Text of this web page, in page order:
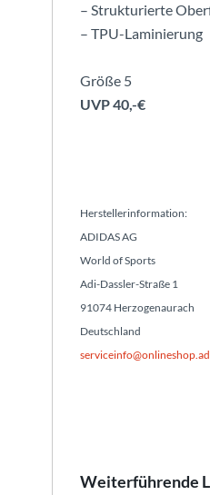
– Strukturierte
– TPU-Laminierung
Größe 5
UVP 40,-€
Herstellerinformation:
ADIDAS AG
World of Sports
Adi-Dassler-Straße 1
91074 Herzogenaurach
Deutschland
Weiterführende